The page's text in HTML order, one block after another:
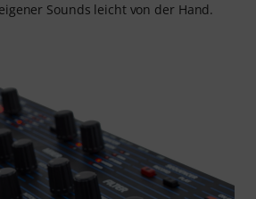
Sounds leicht von der Hand.